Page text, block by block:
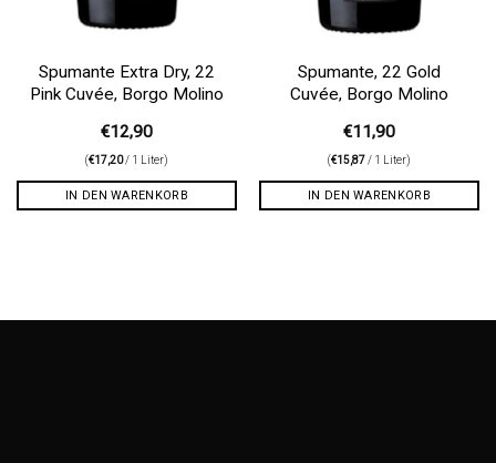
Spumante Extra Dry, 22
Pink Cuvée, Borgo Molino
€12,90
(€17,20/ 1 Liter)
IN DEN WARENKORB
Spumante, 22 Gold
Cuvée, Borgo Molino
€11,90
(€15,87/ 1 Liter)
IN DEN WARENKORB